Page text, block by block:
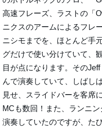
高速フレーズ、ラストの「
ニクスのアームによるフレ
ニシモまでを、ほとんど手
グだけで使い分けていて、
目が点になります。その
んで演奏していて、しばし
見せ、スライドバーを客席
MCも数回！また、ランニ
演奏していたのですが、た